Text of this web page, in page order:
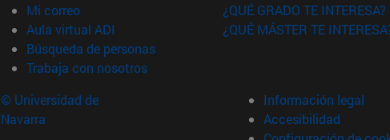
Mi correo(abre en nueva ventana)
Aula virtual ADI (abre en nueva ventana)
Búsqueda de personas(abre en nueva ventana)
Trabaja con nosotros(abre en nueva ventana)
¿QUÉ GRADO TE INTERESA?
¿QUÉ MÁSTER TE
© Universidad de
Navarra
Información legal
Accesibilidad